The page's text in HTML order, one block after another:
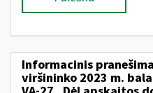
Informacinis
viršininko 2023 m.